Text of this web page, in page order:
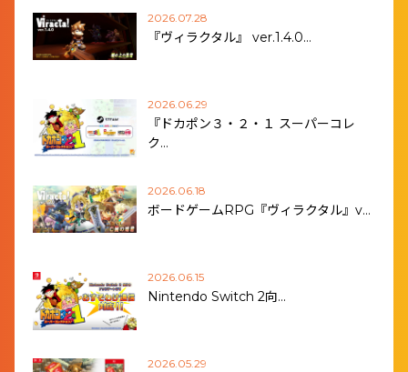
2026.07.28
『ヴィラクタル』 ver.1.4.0…
2026.06.29
『ドカポン３・２・１ スーパーコレ
ク…
2026.06.18
ボードゲームRPG『ヴィラクタル』v…
2026.06.15
Nintendo Switch 2向…
2026.05.29